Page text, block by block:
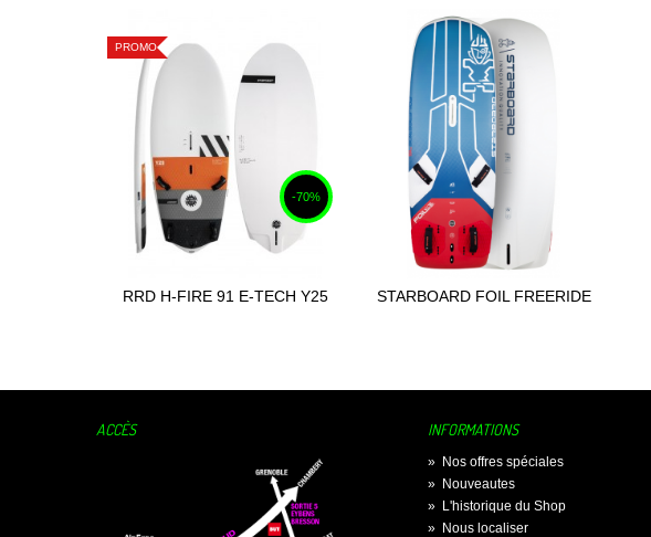
PROMO
-70%
Ajouter au panier
RRD H-FIRE 91 E-TECH Y25
Ajouter au panier
STARBOARD FOIL FREERIDE
ACCÈS INFORMATIONS
» Nos offres spéciales
» Nouveautes
» L'historique du Shop
» Nous localiser